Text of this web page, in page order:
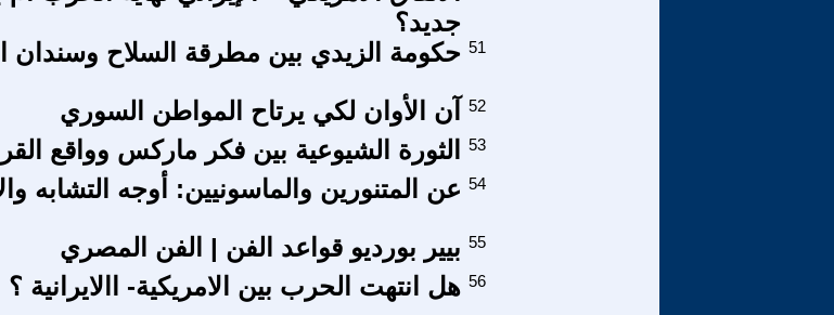
جديد؟
حكومة الزيدي بين مطرقة السلاح وسندان 51
آن الأوان لكي يرتاح المواطن السوري 52
الثورة الشيوعية بين فكر ماركس وواقع 53
عن المتنورين والماسونيين: أوجه التشابه 54
بيير بورديو قواعد الفن | الفن المصري 55
هل انتهت الحرب بين الامريكية- االايرانية ؟ 56